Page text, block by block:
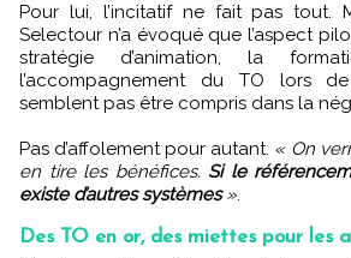
Pour lui, l’incitatif ne fait pas tout.
Selectour n’a évoqué que l’aspect
stratégie d’animation, la
l’accompagnement du TO lors
semblent pas être compris dans la
Pas d’affolement pour autant. « On
en tire les bénéfices. Si le
existe d’autres systèmes».
Des TO en or, des miettes pour les